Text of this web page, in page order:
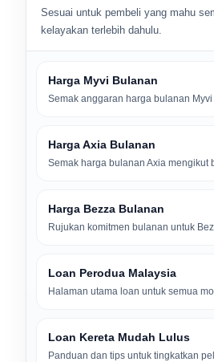
Sesuai untuk pembeli yang mahu
kelayakan terlebih dahulu.
Harga Myvi Bulanan
Semak anggaran harga bulanan Myvi
Harga Axia Bulanan
Semak harga bulanan Axia mengikut
Harga Bezza Bulanan
Rujukan komitmen bulanan untuk
Loan Perodua Malaysia
Halaman utama loan untuk semua
Loan Kereta Mudah Lulus
Panduan dan tips untuk tingkatkan